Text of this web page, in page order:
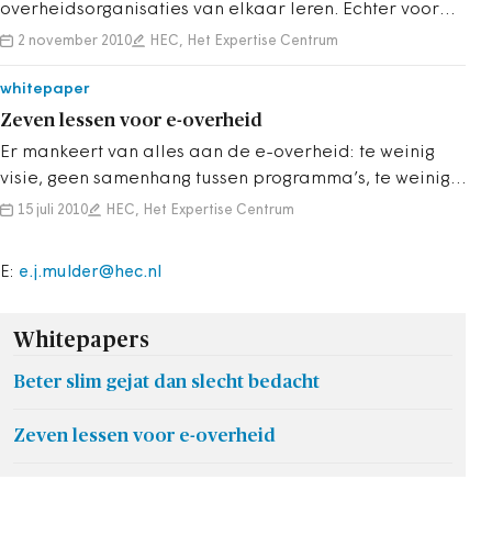
overheidsorganisaties van elkaar leren. Echter voor
een aantal overheidorganisaties geldt dat er ...
2 november 2010 HEC, Het Expertise Centrum
whitepaper
Zeven lessen voor e-overheid
Er mankeert van alles aan de e-overheid: te weinig
visie, geen samenhang tussen programma’s, te weinig
resultaat. Nederland kan volgens...
15 juli 2010 HEC, Het Expertise Centrum
E: e.j.mulder@hec.nl
Whitepapers
Beter slim gejat dan slecht bedacht
Zeven lessen voor e-overheid